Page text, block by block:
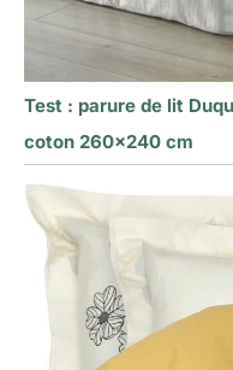
Test : parure de lit
coton 260×240 cm